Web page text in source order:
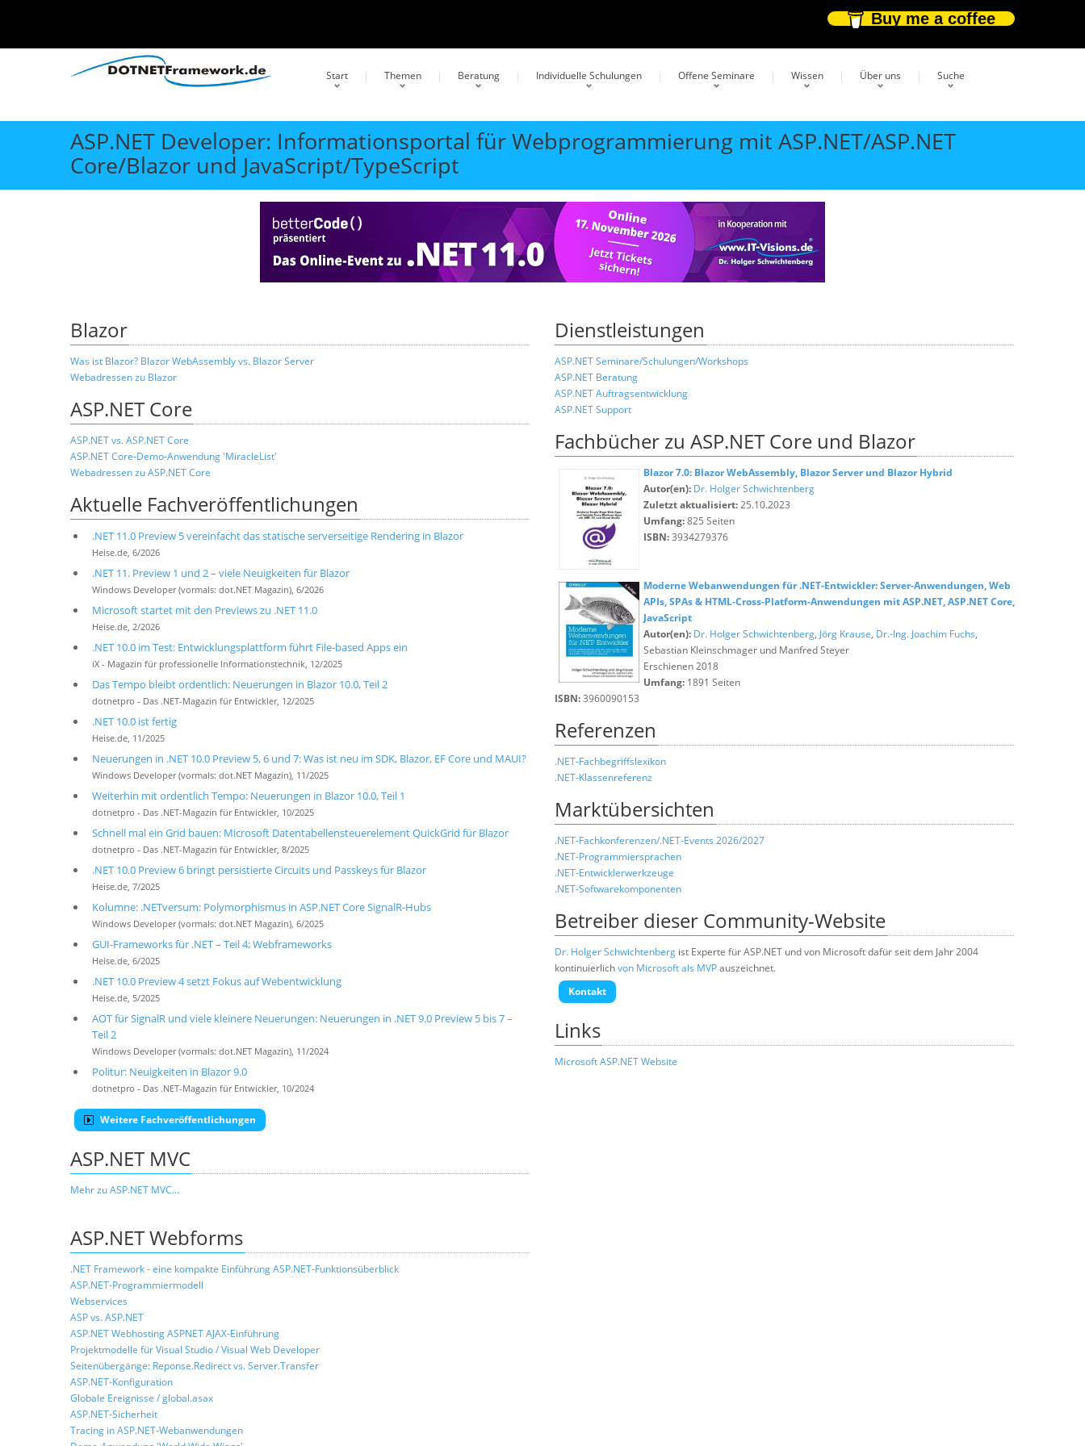
Buy me a coffee
Start Themen Beratung Individuelle Schulungen Offene Seminare Wissen Über uns Suche
ASP.NET Developer: Informationsportal für Webprogrammierung mit ASP.NET/ASP.NET
Core/Blazor und JavaScript/TypeScript
Blazor
Was ist Blazor? Blazor WebAssembly vs. Blazor Server
Webadressen zu Blazor
ASP.NET Core
ASP.NET vs. ASP.NET Core
ASP.NET Core-Demo-Anwendung 'MiracleList'
Webadressen zu ASP.NET Core
Aktuelle Fachveröffentlichungen
.NET 11.0 Preview 5 vereinfacht das statische serverseitige Rendering in Blazor
Heise.de, 6/2026
.NET 11. Preview 1 und 2 – viele Neuigkeiten für Blazor
Windows Developer (vormals: dot.NET Magazin), 6/2026
Microsoft startet mit den Previews zu .NET 11.0
Heise.de, 2/2026
.NET 10.0 im Test: Entwicklungsplattform führt File-based Apps ein
iX - Magazin für professionelle Informationstechnik, 12/2025
Das Tempo bleibt ordentlich: Neuerungen in Blazor 10.0, Teil 2
dotnetpro - Das .NET-Magazin für Entwickler, 12/2025
.NET 10.0 ist fertig
Heise.de, 11/2025
Neuerungen in .NET 10.0 Preview 5, 6 und 7: Was ist neu im SDK, Blazor, EF Core und MAUI?
Windows Developer (vormals: dot.NET Magazin), 11/2025
Weiterhin mit ordentlich Tempo: Neuerungen in Blazor 10.0, Teil 1
dotnetpro - Das .NET-Magazin für Entwickler, 10/2025
Schnell mal ein Grid bauen: Microsoft Datentabellensteuerelement QuickGrid für Blazor
dotnetpro - Das .NET-Magazin für Entwickler, 8/2025
.NET 10.0 Preview 6 bringt persistierte Circuits und Passkeys für Blazor
Heise.de, 7/2025
Kolumne: .NETversum: Polymorphismus in ASP.NET Core SignalR-Hubs
Windows Developer (vormals: dot.NET Magazin), 6/2025
GUI-Frameworks für .NET – Teil 4: Webframeworks
Heise.de, 6/2025
.NET 10.0 Preview 4 setzt Fokus auf Webentwicklung
Heise.de, 5/2025
AOT für SignalR und viele kleinere Neuerungen: Neuerungen in .NET 9.0 Preview 5 bis 7 –
Teil 2
Windows Developer (vormals: dot.NET Magazin), 11/2024
Politur: Neuigkeiten in Blazor 9.0
dotnetpro - Das .NET-Magazin für Entwickler, 10/2024
Weitere Fachveröffentlichungen
ASP.NET MVC
Mehr zu ASP.NET MVC...
ASP.NET Webforms
.NET Framework - eine kompakte EinführungASP.NET-Funktionsüberblick
ASP.NET-Programmiermodell
Webservices
ASP vs. ASP.NET
ASP.NET WebhostingASPNET AJAX-Einführung
Projektmodelle für Visual Studio / Visual Web Developer
Seitenübergänge: Reponse.Redirect vs. Server.Transfer
ASP.NET-Konfiguration
Globale Ereignisse / global.asax
ASP.NET-Sicherheit
Tracing in ASP.NET-Webanwendungen
Dienstleistungen
ASP.NET Seminare/Schulungen/Workshops
ASP.NET Beratung
ASP.NET Auftragsentwicklung
ASP.NET Support
Fachbücher zu ASP.NET Core und Blazor
Blazor 7.0: Blazor WebAssembly, Blazor Server und Blazor Hybrid
Autor(en): Dr. Holger Schwichtenberg
Zuletzt aktualisiert:25.10.2023
Umfang:825 Seiten
ISBN:3934279376
Moderne Webanwendungen für .NET-Entwickler: Server-Anwendungen, Web
APIs, SPAs & HTML-Cross-Platform-Anwendungen mit ASP.NET, ASP.NET Core,
JavaScript
Autor(en): Dr. Holger Schwichtenberg, Jörg Krause, Dr.-Ing. Joachim Fuchs,
Sebastian Kleinschmager und Manfred Steyer
Erschienen 2018
Umfang: 1891 Seiten
ISBN:3960090153
Referenzen
.NET-Fachbegriffslexikon
.NET-Klassenreferenz
Marktübersichten
.NET-Fachkonferenzen/.NET-Events 2026/2027
.NET-Programmiersprachen
.NET-Entwicklerwerkzeuge
.NET-Softwarekomponenten
Betreiber dieser Community-Website
Dr. Holger Schwichtenberg ist Experte für ASP.NET und von Microsoft dafür seit dem Jahr 2004
kontinuierlichvon Microsoft als MVPauszeichnet.
Kontakt
Links
Microsoft ASP.NET Website